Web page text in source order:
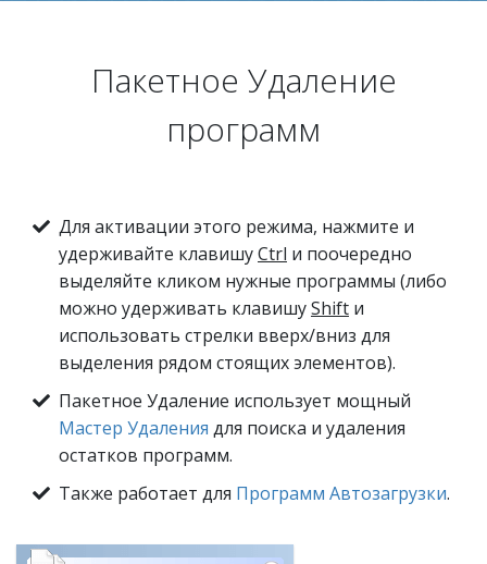
Пакетное Удаление
программ
Для активации этого режима, нажмите и
удерживайте клавишуCtrl и поочередно
выделяйте кликом нужные программы (либо
можно удерживать клавишуShift и
использовать стрелки вверх/вниз для
выделения рядом стоящих элементов).
Пакетное Удаление использует мощный
Мастер Удаления для поиска и удаления
остатков программ.
Также работает для Программ Автозагрузки.